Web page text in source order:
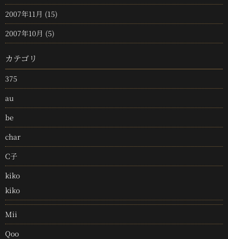
2007年11月 (15)
2007年10月 (5)
カテゴリ
375
au
be
char
C子
kiko
kiko
Mii
Qoo